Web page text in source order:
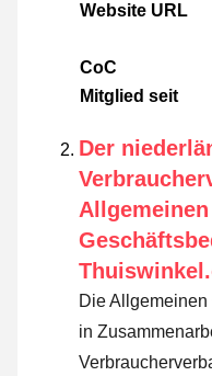
Website URL
CoC
Mitglied seit
Der
Allgemeinen
Die
in